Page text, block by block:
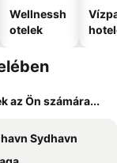
Wellnessh
otelek
az Ön számára...
Sydhavn